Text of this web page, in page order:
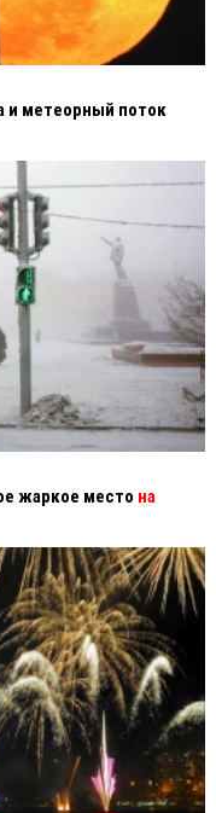
и метеорный поток
жаркое место на